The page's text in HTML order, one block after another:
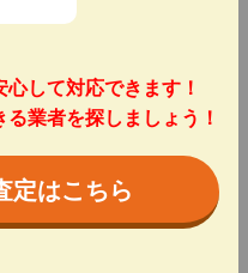
して対応できます！
業者を探しましょう！
定はこちら